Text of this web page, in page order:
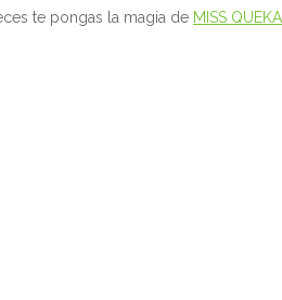
te pongas la magia de MISS QUEKA